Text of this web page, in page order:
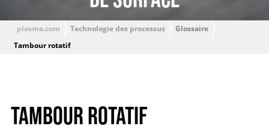
plasma.com Technologie des processus
Glossaire
Tambour rotatif
TAMBOUR ROTATIF